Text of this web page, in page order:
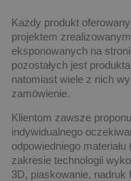
Każdy produkt
projektem
eksponowanych na
pozostałych jest
natomiast wiele z nich
zamówienie.
Klientom zawsze
indywidualnego
odpowiedniego
zakresie technologii
3D, piaskowanie, nadruk